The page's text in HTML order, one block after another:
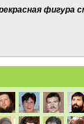
фигура